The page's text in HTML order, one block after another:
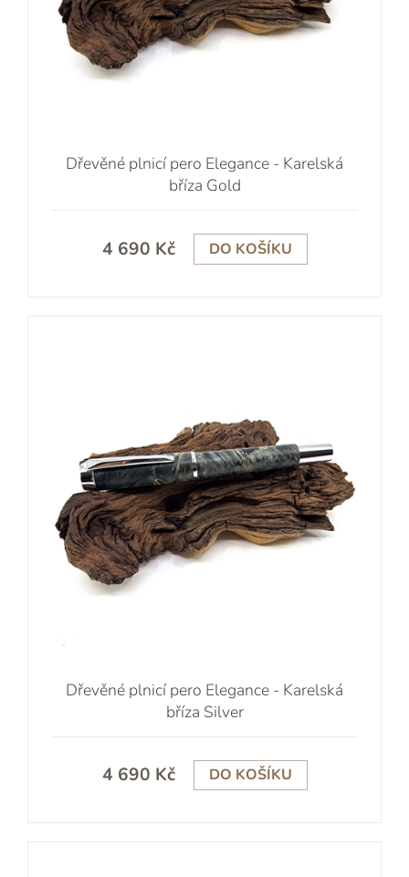
Dřevěné plnicí pero Elegance - Karelská
bříza Gold
4 690 Kč DO KOŠÍKU
Dřevěné plnicí pero Elegance - Karelská
bříza Silver
4 690 Kč DO KOŠÍKU